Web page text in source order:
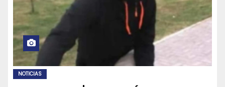
NOTICIAS